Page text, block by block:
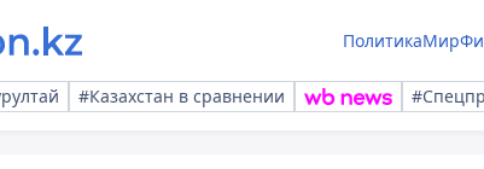
ПолитикаМир
#Казахстан в сравнении